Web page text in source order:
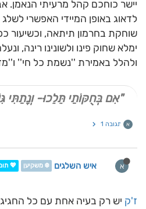
יישר כוחכם קהל מרעיתי
לדאוג באופן המיידי האפשרי
שוחקת בחרמון תיתאה, וכשיעור
ימלא שחוק פינו ולשונינו רינה,
ולהלל באמירת ''נשמת כל חי''
"אִם בְּחֻקּוֹתַי תֵּלֵכוּ- וְנָתַתִּי
א תגובה 1
א איש השלגים ❄️ משקיען 💖
ז'ק יש רק בעיה אחת עם כל